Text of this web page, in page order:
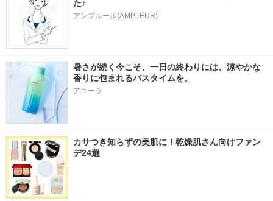
た♪
アンプルール(AMPLEUR)
暑さが続く今こそ、一日の終わりには、涼やかな
香りに包まれるバスタイムを。
アユーラ
カサつき知らずの美肌に！乾燥肌さん向けファン
デ24選